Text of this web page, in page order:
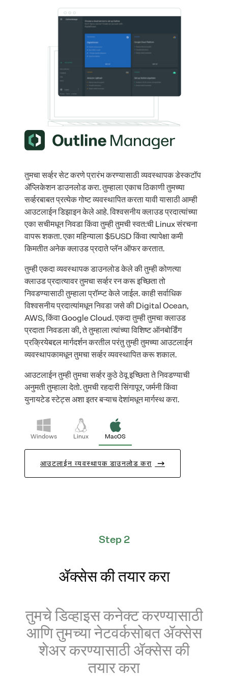
तुमचा सर्व्हर सेट करणे प्रारंभ करण्यासाठी व्यवस्थापक डेस्कटॉप
ॲप्लिकेशन डाउनलोड करा. तुम्हाला एकाच ठिकाणी तुमच्या
सर्व्हरबाबत प्रत्येक गोष्ट व्यवस्थापित करता यावी यासाठी आम्ही
आउटलाईन डिझाइन केले आहे. विश्वसनीय क्लाउड प्रदात्यांच्या
एका सचीमधून निवडा किंवा तुम्ही तुमची स्वत:ची Linux संरचना
वापरू शकता. एका महिन्याला $5USD किंवा त्यापेक्षा कमी
किमतीत अनेक क्लाउड प्रदाते प्लॅन ऑफर करतात.
तुम्ही एकदा व्यवस्थापक डाउनलोड केले की तुम्ही कोणत्या
क्लाउड प्रदात्यावर तुमचा सर्व्हर रन करू इच्छिता तो
निवडण्यासाठी तुम्हाला प्रॉम्प्ट केले जाईल. काही सर्वाधिक
विश्वसनीय प्रदात्यांमधून निवडा जसे की Digital Ocean,
AWS, किंवा Google Cloud. एकदा तुम्ही तुमचा क्लाउड
प्रदाता निवडला की, ते तुम्हाला त्यांच्या विशिष्ट ऑनबोर्डिंग
प्रक्रियेबद्दल मार्गदर्शन करतील परंतु तुम्ही तुमच्या आउटलाईन
व्यवस्थापकामधून तुमचा सर्व्हर व्यवस्थापित करू शकाल.
आउटलाईन तुम्ही तुमचा सर्व्हर कुठे ठेवू इच्छिता ते निवडण्याची
अनुमती तुम्हाला देतो. तुमची रहदारी सिंगापूर, जर्मनी किंवा
युनायटेड स्टेट्स अशा इतर बऱ्याच देशांमधून मार्गस्थ करा.
Windows Linux MacOS
आउटलाईन व्यवस्थापक डाउनलोड करा
Step 2
ॲक्सेस की तयार करा
तुमचे डिव्हाइस कनेक्ट करण्यासाठी
आणि तुमच्या नेटवर्कसोबत ॲक्सेस
शेअर करण्यासाठी ॲक्सेस की
तयार करा